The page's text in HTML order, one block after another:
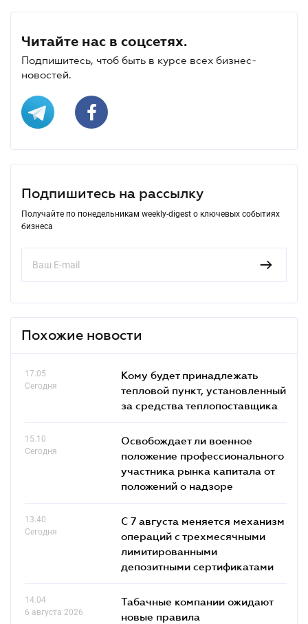
Читайте нас в соцсетях.
Подпишитесь, чтоб быть в курсе всех бизнес-
новостей.
Подпишитесь на рассылку
Получайте по понедельникам weekly-digest о ключевых событиях
бизнеса
Похожие новости
17.05
Сегодня
Кому будет принадлежать
тепловой пункт, установленный
за средства теплопоставщика
15.10
Сегодня
Освобождает ли военное
положение профессионального
участника рынка капитала от
положений о надзоре
13.40
Сегодня
С 7 августа меняется механизм
операций с трехмесячными
лимитированными
депозитными сертификатами
14.04
6 августа 2026
Табачные компании ожидают
новые правила